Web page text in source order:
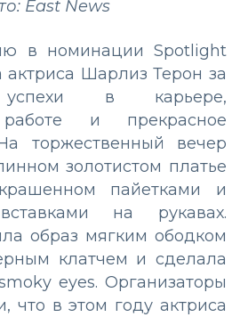
East News
в номинации Spotlight
актриса Шарлиз Терон за
в карьере,
работе и прекрасное
торжественный вечер
золотистом платье
пайетками и
на рукавах.
образ мягким ободком
клатчем и сделала
eyes. Организаторы
что в этом году актриса